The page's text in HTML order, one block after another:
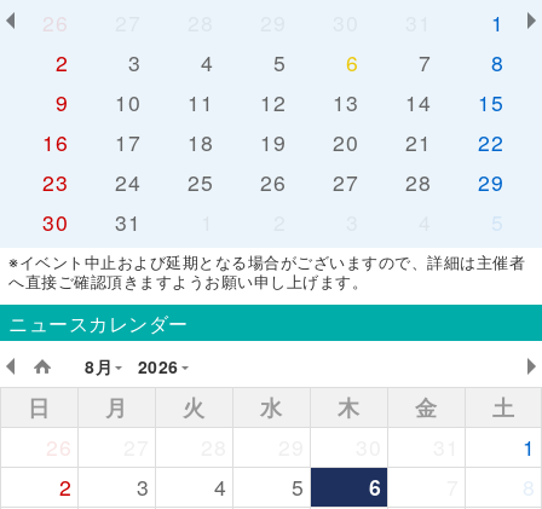
26
1
2
3 4 5 6 7
8
9
10 11 12 13 14
15
16
17 18 19 20 21
22
23
24 25 26 27 28
29
30
31 5
※イベント中止および延期となる場合がございますので、詳細は主催者
へ直接ご確認頂きますようお願い申し上げます。
ニュースカレンダー
8月
2026
日 月 火 水 木 金
土
26
1
2
3 4 5 6
8